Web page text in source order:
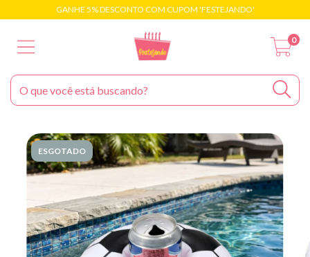
GANHE 5% DESCONTO COM CUPOM 'FESTEJANDO'
0
ESGOTADO